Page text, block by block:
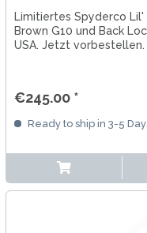
Limitiertes Spyderco Lil'
Brown G10 und Back
USA. Jetzt vorbestellen.
€245.00 *
Ready to ship in 3-5